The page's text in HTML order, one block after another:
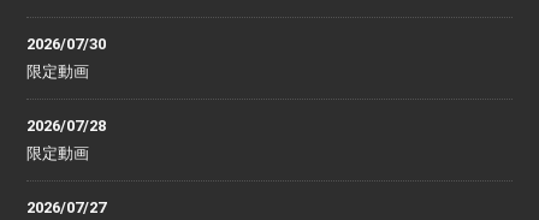
2026/07/30
限定動画
2026/07/28
限定動画
2026/07/27